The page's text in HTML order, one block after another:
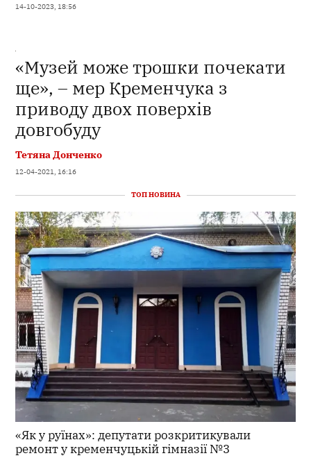
14-10-2023, 18:56
«Музей може трошки почекати
ще», – мер Кременчука з
приводу двох поверхів
довгобуду
Тетяна Донченко
12-04-2021, 16:16
ТОП НОВИНА
«Як у руїнах»: депутати розкритикували
ремонт у кременчуцькій гімназії №3